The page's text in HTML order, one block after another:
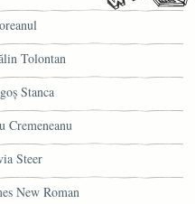
Tolontan
Stanca
Cremeneanu
Steer
New Roman